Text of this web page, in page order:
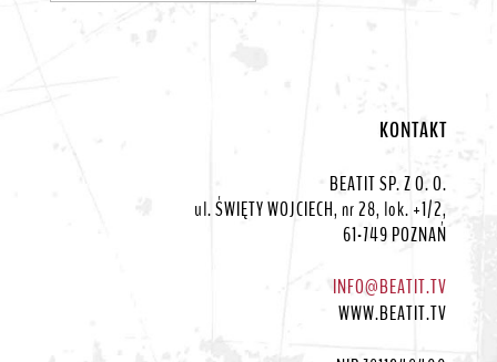
KONTAKT
BEATIT SP. Z O. O.
ul. ŚWIĘTY WOJCIECH, nr 28, lok. +1/2,
61-749 POZNAŃ
INFO@BEATIT.TV
WWW.BEATIT.TV